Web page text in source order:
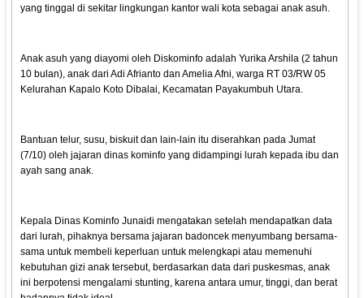
yang tinggal di sekitar lingkungan kantor wali kota sebagai anak asuh.
Anak asuh yang diayomi oleh Diskominfo adalah Yurika Arshila (2 tahun
10 bulan), anak dari Adi Afrianto dan Amelia Afni, warga RT 03/RW 05
Kelurahan Kapalo Koto Dibalai, Kecamatan Payakumbuh Utara.
Bantuan telur, susu, biskuit dan lain-lain itu diserahkan pada Jumat
(7/10) oleh jajaran dinas kominfo yang didampingi lurah kepada ibu dan
ayah sang anak.
Kepala Dinas Kominfo Junaidi mengatakan setelah mendapatkan data
dari lurah, pihaknya bersama jajaran badoncek menyumbang bersama-
sama untuk membeli keperluan untuk melengkapi atau memenuhi
kebutuhan gizi anak tersebut, berdasarkan data dari puskesmas, anak
ini berpotensi mengalami stunting, karena antara umur, tinggi, dan berat